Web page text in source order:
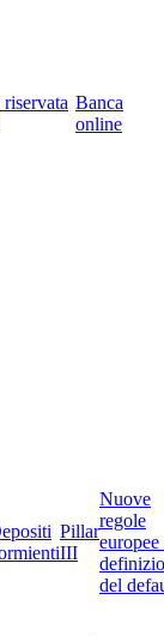
Banca
online
Pillar
III
Nuove
regole
del